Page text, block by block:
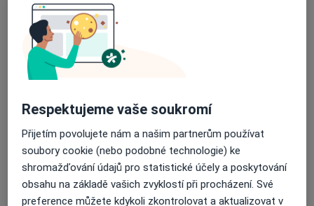
8 000 Kč Detaily
Keramické korunky
3 900 Kč Detaily
Ošetření kořenových kanálků
Ošetření zubního kazu
Od 500 Kč Detaily
Respektujeme vaše soukromí
Přijetím povolujete nám a našim partnerům používat
soubory cookie (nebo podobné technologie) ke
shromažďování údajů pro statistické účely a poskytování
obsahu na základě vašich zvyklostí při procházení. Své
preference můžete kdykoli zkontrolovat a aktualizovat v